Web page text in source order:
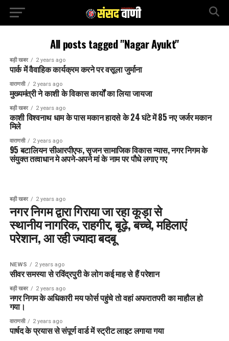
All posts tagged "Nagar Ayukt"
बड़ी खबर 2 years ago
पार्क में वैवाहिक कार्यक्रम करने पर वसूला जुर्माना
वाराणसी 2 years ago
मुख्यमंत्री ने काशी के विकास कार्यों का लिया जायजा
बड़ी खबर 2 years ago
काशी विश्वनाथ धाम के पास मकान हादसे के 24 घंटे में 85 नए जर्जर मकान
मिले
वाराणसी 2 years ago
95 बटालियन सीआरपीएफ, सृजन सामाजिक विकास न्यास, नगर निगम के
संयुक्त तत्वाधान मे अपने-अपने मां के नाम पर पौधे लगाए गए
बड़ी खबर 2 years ago
नगर निगम द्वारा गिराया जा रहा कूड़ा से
स्थानीय नागरिक, राहगीर, बूढ़े, बच्चे, महिलाएं
परेशान, आ रही ज्यादा बदबू
NEWS 2 years ago
सीवर समस्या से रविंद्रपुरी के लोग कई माह से हैं परेशान
बड़ी खबर 2 years ago
नगर निगम के अधिकारी मय फोर्स पहुंचे तो वहां अफरातपरी का माहौल हो
गया।
वाराणसी 2 years ago
पार्षद के प्रयास से संपूर्ण वार्ड में स्ट्रीट लाइट लगाया गया